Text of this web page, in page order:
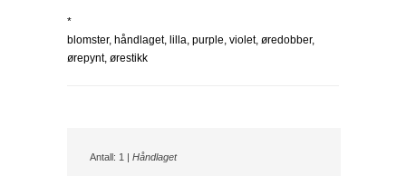
*
blomster, håndlaget, lilla, purple, violet, øredobber,
ørepynt, ørestikk
Antall: 1 | Håndlaget